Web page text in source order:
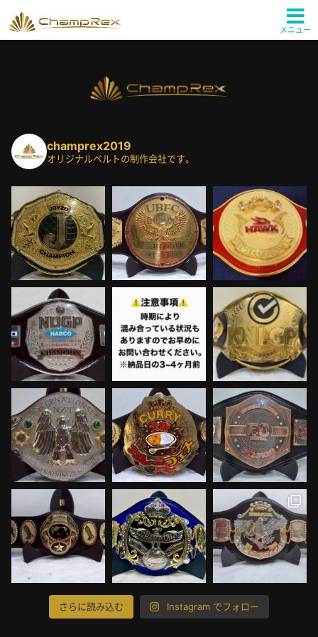
メニュー
champrex2019
オリジナルベルトの制作会社です。
さらに読み込む Instagram でフォロー